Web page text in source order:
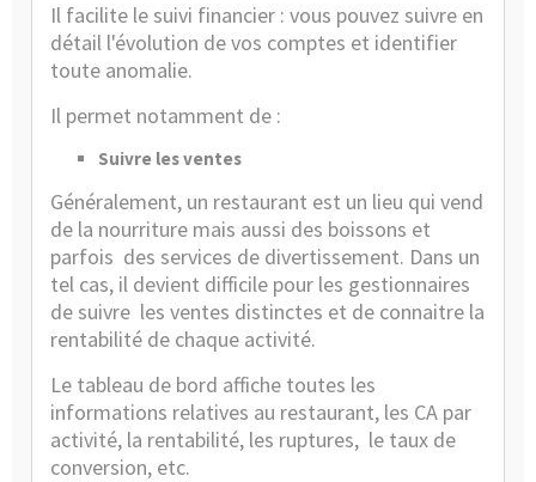
Il facilite le suivi financier : vous pouvez suivre en
détail l'évolution de vos comptes et identifier
toute anomalie.
Il permet notamment de :
Suivre les ventes
Généralement, un restaurant est un lieu qui vend
de la nourriture mais aussi des boissons et
parfois des services de divertissement. Dans un
tel cas, il devient difficile pour les gestionnaires
de suivre les ventes distinctes et de connaitre la
rentabilité de chaque activité.
Le tableau de bord affiche toutes les
informations relatives au restaurant, les CA par
activité, la rentabilité, les ruptures, le taux de
conversion, etc.